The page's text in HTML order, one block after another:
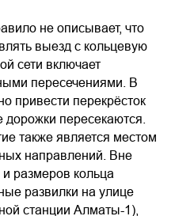
не описывает, что
выезд с кольцевую
сети включает
пересечениями. В
привести перекрёсток
дорожки пересекаются.
также является местом
направлений. Вне
размеров кольца
развилки на улице
станции Алматы-1),